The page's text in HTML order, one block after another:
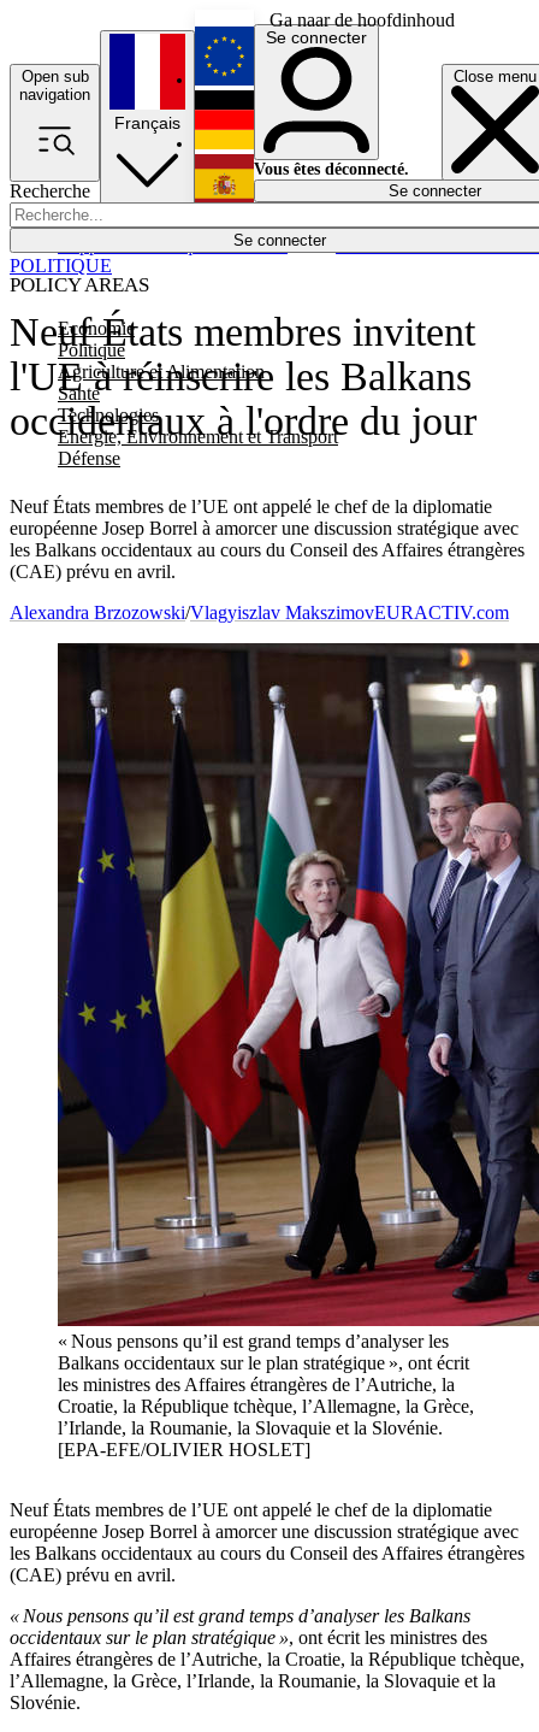
Ga naar de hoofdinhoud
Open sub
navigation
Close menu
Recherche
Se connecter
POLICY AREAS
Economie
Politique
Agriculture et Alimentation
Santé
Technologies
Energie, Environnement et Transport
Défense
Économie
Français
English
Deutsch
Español
Se connecter
Vous êtes déconnecté.
Se connecter
Neuf États membres invitent
l'UE à réinscrire les Balkans
occidentaux à l'ordre du jour
Neuf États membres de l’UE ont appelé le chef de la diplomatie
européenne Josep Borrel à amorcer une discussion stratégique avec
les Balkans occidentaux au cours du Conseil des Affaires étrangères
(CAE) prévu en avril.
POLITIQUE
Alexandra Brzozowski/Vlagyiszlav MakszimovEURACTIV.com
« Nous pensons qu’il est grand temps d’analyser les
Balkans occidentaux sur le plan stratégique », ont écrit
les ministres des Affaires étrangères de l’Autriche, la
Croatie, la République tchèque, l’Allemagne, la Grèce,
l’Irlande, la Roumanie, la Slovaquie et la Slovénie.
[EPA-EFE/OLIVIER HOSLET]
Neuf États membres de l’UE ont appelé le chef de la diplomatie
européenne Josep Borrel à amorcer une discussion stratégique avec
les Balkans occidentaux au cours du Conseil des Affaires étrangères
(CAE) prévu en avril.
« Nous pensons qu’il est grand temps d’analyser les Balkans
occidentaux sur le plan stratégique », ont écrit les ministres des
Affaires étrangères de l’Autriche, la Croatie, la République tchèque,
l’Allemagne, la Grèce, l’Irlande, la Roumanie, la Slovaquie et la
Slovénie.